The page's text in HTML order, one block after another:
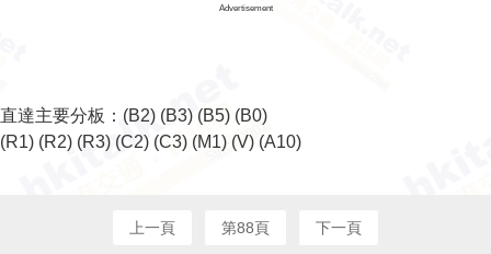
Advertisement
直達主要分板： (B2) (B3) (B5) (B0)
(R1) (R2) (R3) (C2) (C3) (M1) (V) (A10)
上一頁 第88頁 下一頁